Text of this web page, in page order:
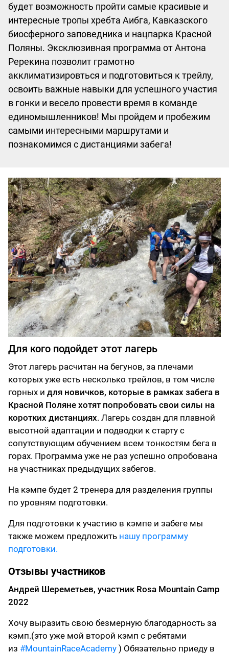
будет возможность пройти самые красивые и
интересные тропы хребта Аибга, Кавказского
биосферного заповедника и нацпарка Красной
Поляны. Эксклюзивная программа от Антона
Ререкина позволит грамотно
акклиматизировться и подготовиться к трейлу,
освоить важные навыки для успешного участия
в гонки и весело провести время в команде
единомышленников! Мы пройдем и пробежим
самыми интересными маршрутами и
познакомимся с дистанциями забега!
Для кого подойдет этот лагерь
Этот лагерь расчитан на бегунов, за плечами
которых уже есть несколько трейлов, в том числе
горных и для новичков, которые в рамках забега в
Красной Поляне хотят попробовать свои силы на
коротких дистанциях. Лагерь создан для плавной
высотной адаптации и подводки к старту с
сопутствующим обучением всем тонкостям бега в
горах. Программа уже не раз успешно опробована
на участниках предыдущих забегов.
На кэмпе будет 2 тренера для разделения группы
по уровням подготовки.
Для подготовки к участию в кэмпе и забеге мы
также можем предложить нашу программу
подготовки.
Отзывы участников
Андрей Шереметьев, участник Rosa Mountain Camp
2022
Хочу выразить свою безмерную благодарность за
кэмп.(это уже мой второй кэмп с ребятами
из #MountainRaceAcademy ) Обязательно приеду в